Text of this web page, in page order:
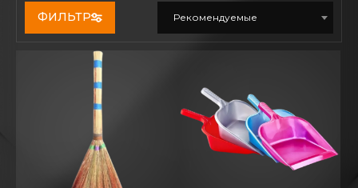
ФИЛЬТР Рекомендуемые